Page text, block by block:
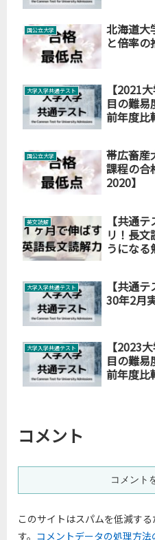
国公立大学
北海道大
と倍率の
大学入学共通テスト
【2021
目の難易
前年度比
国公立大学
帯広畜産
課程の合
2020】
英文読解
【共通
リ！長
うになる
大学入学共通テスト
【共通
30年2月
大学入学共通テスト
【2023
目の難易
前年度比
コメント
コメント
このサイトはスパムを低減す
す。 コメントデータの処理方